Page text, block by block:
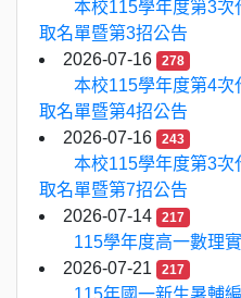
本校115學年度第3次
取名單暨第3招公告
2026-07-16
278
本校115學年度第4次
取名單暨第4招公告
2026-07-16
243
本校115學年度第3次
取名單暨第7招公告
2026-07-14
217
115學年度高一數理
2026-07-21
217
115年國一新生暑輔